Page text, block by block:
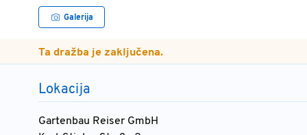
Galerija
Ta dražba je zaključena.
Lokacija
Gartenbau Reiser GmbH